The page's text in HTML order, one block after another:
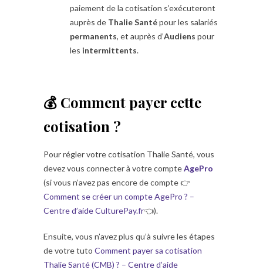
paiement de la cotisation s’exécuteront
auprès de Thalie Santépour les salariés
permanents, et auprès d’Audiens pour
les intermittents.
💰 Comment payer cette
cotisation ?
Pour régler votre cotisation Thalie Santé, vous
devez vous connecter à votre compteAgePro
(si vous n’avez pas encore de compte 👉
Comment se créer un compte AgePro ? –
Centre d’aide CulturePay.fr👈).
Ensuite, vous n’avez plus qu’à suivre les étapes
de votre tuto Comment payer sa cotisation
Thalie Santé (CMB) ? – Centre d’aide